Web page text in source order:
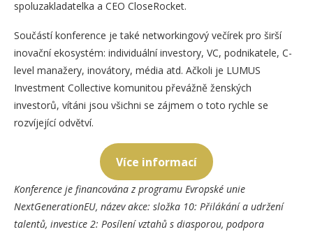
spoluzakladatelka a CEO CloseRocket.
Součástí konference je také networkingový večírek pro širší
inovační ekosystém: individuální investory, VC, podnikatele, C-
level manažery, inovátory, média atd. Ačkoli je LUMUS
Investment Collective komunitou převážně ženských
investorů, vítáni jsou všichni se zájmem o toto rychle se
rozvíjející odvětví.
Více informací
Konference je financována z programu Evropské unie
NextGenerationEU, název akce: složka 10: Přilákání a udržení
talentů, investice 2: Posílení vztahů s diasporou, podpora